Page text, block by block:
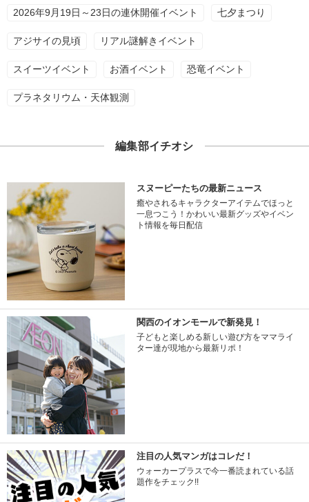
2026年9月19日～23日の連休開催イベント 七夕まつり
アジサイの見頃 リアル謎解きイベント
スイーツイベント お酒イベント 恐竜イベント
プラネタリウム・天体観測
編集部イチオシ
スヌーピーたちの最新ニュース
癒やされるキャラクターアイテムでほっと
一息つこう！かわいい最新グッズやイベン
ト情報を毎日配信
関西のイオンモールで新発見！
子どもと楽しめる新しい遊び方をママライ
ター達が現地から最新リポ！
注目の人気マンガはコレだ！
ウォーカープラスで今一番読まれている話
題作をチェック!!